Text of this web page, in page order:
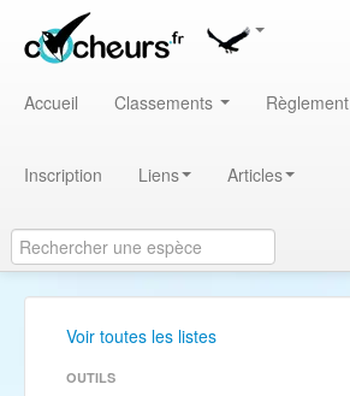
Accueil Classements Règlement
Inscription Liens Articles
Voir toutes les listes
OUTILS